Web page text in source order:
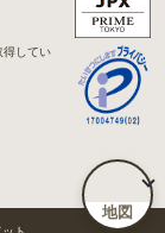
地図
得してい